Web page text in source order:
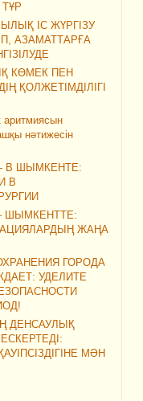
ІС ЖҮРГІЗУ
АЗАМАТТАРҒА
КӨМЕК ПЕН
ҚОЛЖЕТІМДІЛІГІ
аритмиясын
нәтижесін
В ШЫМКЕНТЕ:
В
ШЫМКЕНТТЕ:
ЖАҢА
ГОРОДА
УДЕЛИТЕ
ДЕНСАУЛЫҚ
МӘН